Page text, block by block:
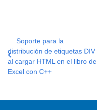
Soporte para la
distribución de etiquetas DIV
al cargar HTML en el libro de
Excel con C++